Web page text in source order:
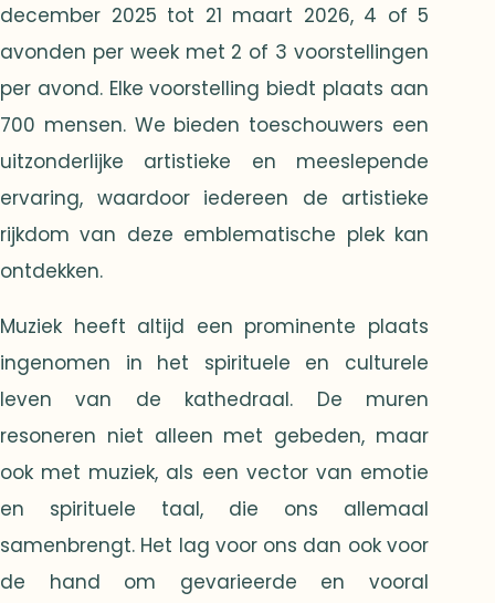
december 2025 tot 21 maart 2026, 4 of 5
avonden per week met 2 of 3 voorstellingen
per avond. Elke voorstelling biedt plaats aan
700 mensen. We bieden toeschouwers een
uitzonderlijke artistieke en meeslepende
ervaring, waardoor iedereen de artistieke
rijkdom van deze emblematische plek kan
ontdekken.
Muziek heeft altijd een prominente plaats
ingenomen in het spirituele en culturele
leven van de kathedraal. De muren
resoneren niet alleen met gebeden, maar
ook met muziek, als een vector van emotie
en spirituele taal, die ons allemaal
samenbrengt. Het lag voor ons dan ook voor
de hand om gevarieerde en vooral